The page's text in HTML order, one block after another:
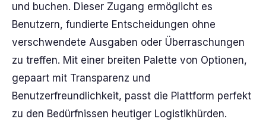
und buchen. Dieser Zugang ermöglicht es
Benutzern, fundierte Entscheidungen ohne
verschwendete Ausgaben oder Überraschungen
zu treffen. Mit einer breiten Palette von Optionen,
gepaart mit Transparenz und
Benutzerfreundlichkeit, passt die Plattform perfekt
zu den Bedürfnissen heutiger Logistikhürden.